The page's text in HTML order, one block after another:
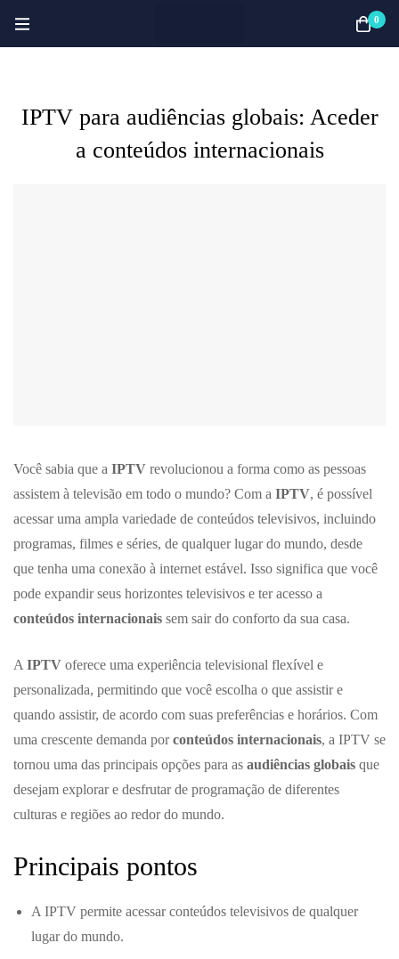
0
IPTV para audiências globais: Aceder
a conteúdos internacionais
Você sabia que a IPTV revolucionou a forma como as pessoas
assistem à televisão em todo o mundo? Com a IPTV, é possível
acessar uma ampla variedade de conteúdos televisivos, incluindo
programas, filmes e séries, de qualquer lugar do mundo, desde
que tenha uma conexão à internet estável. Isso significa que você
pode expandir seus horizontes televisivos e ter acesso a
conteúdos internacionais sem sair do conforto da sua casa.
A IPTV oferece uma experiência televisional flexível e
personalizada, permitindo que você escolha o que assistir e
quando assistir, de acordo com suas preferências e horários. Com
uma crescente demanda porconteúdos internacionais, a IPTV se
tornou uma das principais opções para as audiências globais que
desejam explorar e desfrutar de programação de diferentes
culturas e regiões ao redor do mundo.
Principais pontos
A IPTV permite acessar conteúdos televisivos de qualquer
lugar do mundo.